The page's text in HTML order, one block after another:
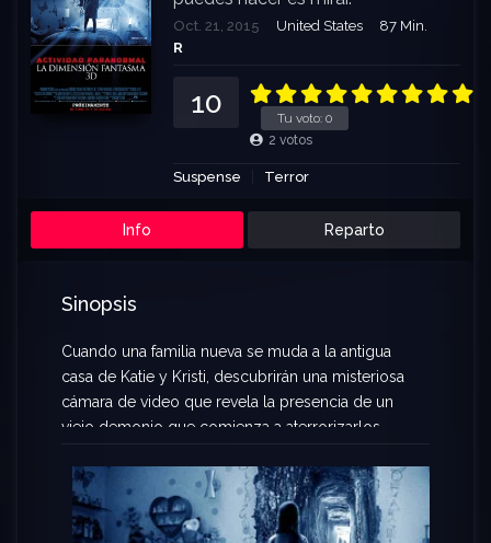
Oct. 21, 2015 United States
87 Min.
R
Tu voto: 0
10
2 votos
Suspense Terror
Info Reparto
Sinopsis
Cuando una familia nueva se muda a la antigua
casa de Katie y Kristi, descubrirán una misteriosa
cámara de video que revela la presencia de un
viejo demonio que comienza a aterrorizarlos.
peligro, deberán luchar contra esta amenaza
demoníaca antes de convertirse en sus próximas
víctimas. Este es el capítulo más reciente de esta